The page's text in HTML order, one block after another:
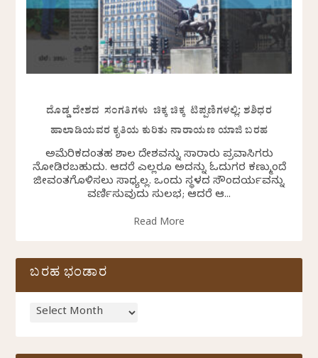
ದೊಡ್ಡ ದೇಶದ ಸಂಗತಿಗಳು ಚಿಕ್ಕ ಚಿಕ್ಕ ಟಿಪ್ಪಣಿಗಳಲ್ಲಿ: ಶಶಿಧರ
ಹಾಲಾಡಿಯವರ ಕೃತಿಯ ಕುರಿತು ನಾರಾಯಣ ಯಾಜಿ ಬರಹ
ಅಮೆರಿಕದಂತಹ ವಿಶಾಲ ದೇಶವನ್ನು ಸಾವಿರಾರು ಪ್ರವಾಸಿಗರು
ನೋಡಿರಬಹುದು. ಆದರೆ ಎಲ್ಲರೂ ಅದನ್ನು ಓದುಗರ ಕಣ್ಮುಂದೆ
ಜೀವಂತಗೊಳಿಸಲು ಸಾಧ್ಯವಿಲ್ಲ. ಒಂದು ಸ್ಥಳದ ಸೌಂದರ್ಯವನ್ನು
ವರ್ಣಿಸುವುದು ಸುಲಭ; ಆದರೆ ಆ...
Read More
ಬರಹ ಭಂಡಾರ